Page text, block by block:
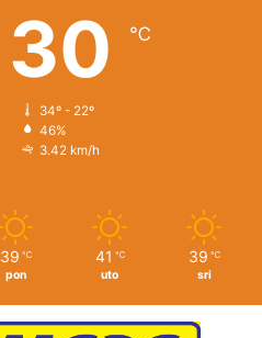
30 ℃
34º - 22º
46%
3.42 km/h
39 ℃
pon
41 ℃
uto
39 ℃
sri